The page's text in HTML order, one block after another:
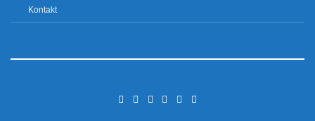
Kontakt